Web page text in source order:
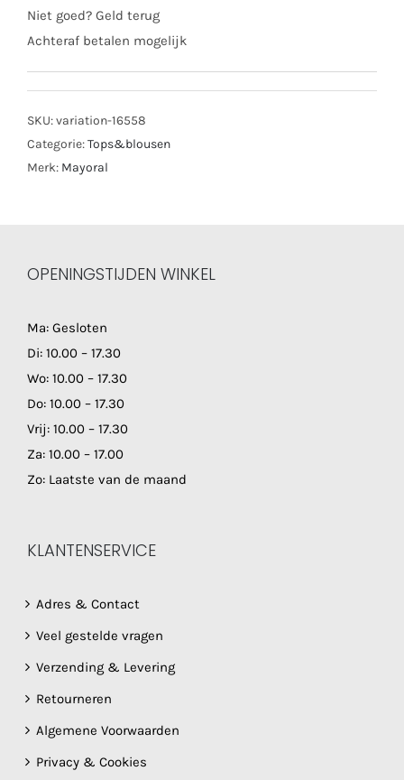
Niet goed? Geld terug
Achteraf betalen mogelijk
SKU:variation-16558
Categorie:Tops&blousen
Merk: Mayoral
OPENINGSTIJDEN WINKEL
Ma: Gesloten
Di: 10.00 – 17.30
Wo: 10.00 – 17.30
Do: 10.00 – 17.30
Vrij: 10.00 – 17.30
Za: 10.00 – 17.00
Zo: Laatste van de maand
KLANTENSERVICE
Adres & Contact
Veel gestelde vragen
Verzending & Levering
Retourneren
Algemene Voorwaarden
Privacy & Cookies